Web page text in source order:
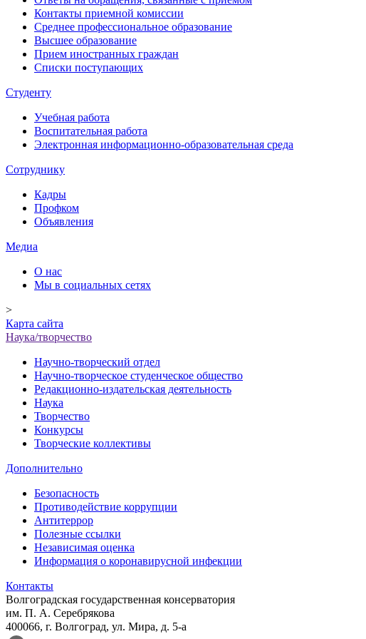
Контакты приемной комиссии
Среднее профессиональное образование
Высшее образование
Прием иностранных граждан
Списки поступающих
Студенту
Учебная работа
Воспитательная работа
Электронная информационно-образовательная среда
Сотруднику
Кадры
Профком
Объявления
Медиа
О нас
Мы в социальных сетях
>
Карта сайта
Наука/творчество
Научно-творческий отдел
Научно-творческое студенческое общество
Редакционно-издательская деятельность
Наука
Творчество
Конкурсы
Творческие коллективы
Дополнительно
Безопасность
Противодействие коррупции
Антитеррор
Полезные ссылки
Независимая оценка
Информация о коронавирусной инфекции
Контакты
Волгоградская государственная консерватория
им. П. А. Серебрякова
400066, г. Волгоград, ул. Мира, д. 5-а